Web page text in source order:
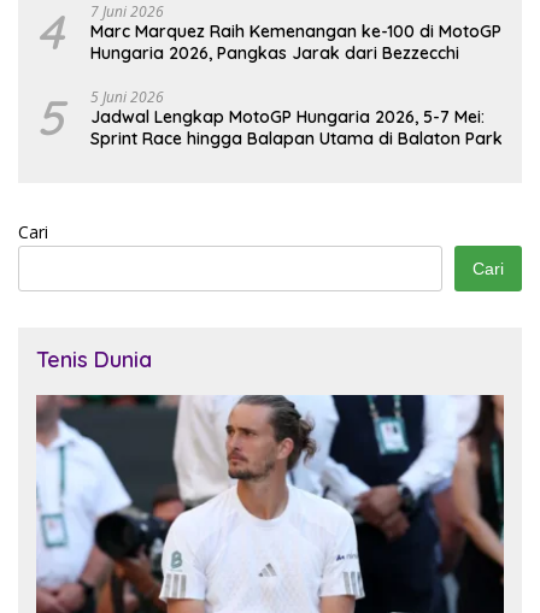
4 7 Juni 2026
Marc Marquez Raih Kemenangan ke-100 di MotoGP
Hungaria 2026, Pangkas Jarak dari Bezzecchi
5 5 Juni 2026
Jadwal Lengkap MotoGP Hungaria 2026, 5-7 Mei:
Sprint Race hingga Balapan Utama di Balaton Park
Cari
Cari
Tenis Dunia